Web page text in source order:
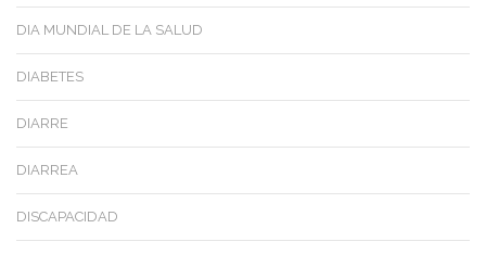
DIA MUNDIAL DE LA SALUD
DIABETES
DIARRE
DIARREA
DISCAPACIDAD